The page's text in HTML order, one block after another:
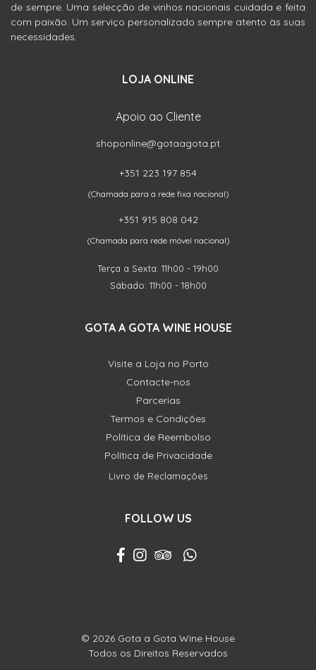
de sempre. Uma selecção de vinhos nacionais cuidada e feita
com paixão. Um serviço personalizado sempre atento às suas
necessidades.
LOJA ONLINE
Apoio ao Cliente
shoponline@gotaagota.pt
+351 223 197 854
(Chamada para a rede fixa nacional)
+351 915 808 042
(Chamada para rede móvel nacional)
Terça a Sexta: 11h00 - 19h00
Sábado: 11h00 - 18h00
GOTA A GOTA WINE HOUSE
Visite a Loja no Porto
Contacte-nos
Parcerias
Termos e Condições
Política de Reembolso
Política de Privacidade
Livro de Reclamações
FOLLOW US
© 2026 Gota a Gota Wine House
Todos os Direitos Reservados